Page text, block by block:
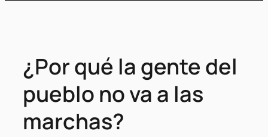
¿Por qué la gente del
pueblo no va a las
marchas?